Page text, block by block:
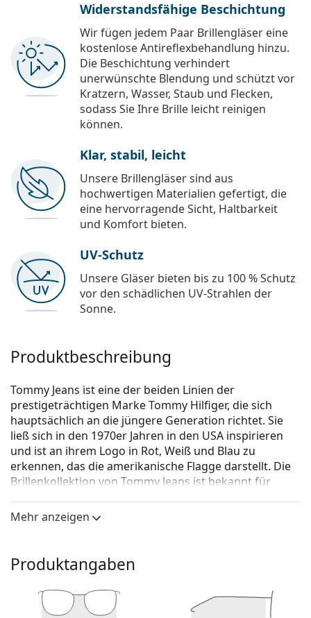
Widerstandsfähige Beschichtung
Wir fügen jedem Paar Brillengläser eine
kostenlose Antireflexbehandlung hinzu.
Die Beschichtung verhindert
unerwünschte Blendung und schützt vor
Kratzern, Wasser, Staub und Flecken,
sodass Sie Ihre Brille leicht reinigen
können.
Klar, stabil, leicht
Unsere Brillengläser sind aus
hochwertigen Materialien gefertigt, die
eine hervorragende Sicht, Haltbarkeit
und Komfort bieten.
UV-Schutz
Unsere Gläser bieten bis zu 100 % Schutz
vor den schädlichen UV-Strahlen der
Sonne.
Produktbeschreibung
Tommy Jeans ist eine der beiden Linien der
prestigeträchtigen Marke Tommy Hilfiger, die sich
hauptsächlich an die jüngere Generation richtet. Sie
ließ sich in den 1970er Jahren in den USA inspirieren
und ist an ihrem Logo in Rot, Weiß und Blau zu
erkennen, das die amerikanische Flagge darstellt. Die
Brillenkollektion von Tommy Jeans ist bekannt für
und zeitloses Design kombiniert.
Schauen Sie sich mit der virtuellen Anprobefunktion
von Lentiamo an, wie Sie in dieser Brille aussehen.
Brillenfassung
Mehr anzeigen
Produktangaben